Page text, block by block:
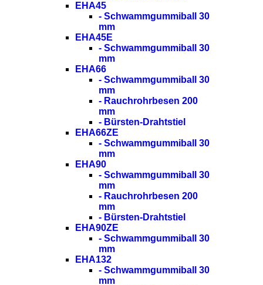
EHA45
- Schwammgummiball 30
mm
EHA45E
- Schwammgummiball 30
mm
EHA66
- Schwammgummiball 30
mm
- Rauchrohrbesen 200
mm
- Bürsten-Drahtstiel
EHA66ZE
- Schwammgummiball 30
mm
EHA90
- Schwammgummiball 30
mm
- Rauchrohrbesen 200
mm
- Bürsten-Drahtstiel
EHA90ZE
- Schwammgummiball 30
mm
EHA132
- Schwammgummiball 30
mm